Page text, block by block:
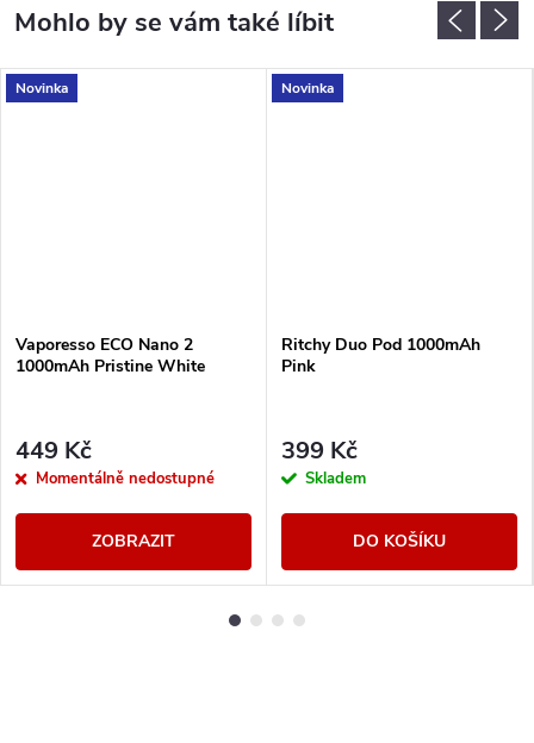
Novinka
Vaporesso ECO Nano 2
1000mAh Pristine White
449 Kč
Momentálně nedostupné
ZOBRAZIT
Novinka
Ritchy Duo Pod 1000mAh
Pink
399 Kč
Skladem
DO KOŠÍKU